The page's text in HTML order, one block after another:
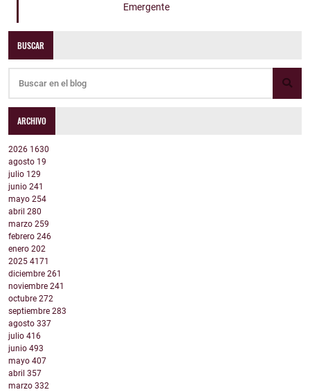
Emergente
BUSCAR
ARCHIVO
2026 1630
agosto 19
julio 129
junio 241
mayo 254
abril 280
marzo 259
febrero 246
enero 202
2025 4171
diciembre 261
noviembre 241
octubre 272
septiembre 283
agosto 337
julio 416
junio 493
mayo 407
abril 357
marzo 332